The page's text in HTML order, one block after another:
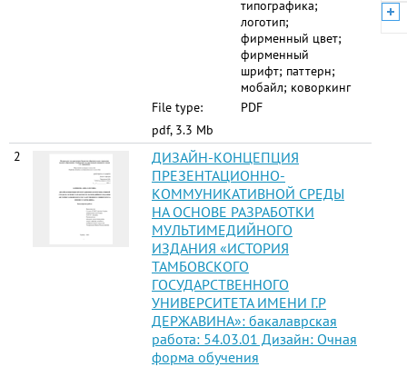
типографика;
логотип;
фирменный цвет;
фирменный
шрифт; паттерн;
мобайл; коворкинг
File type:
PDF
pdf, 3.3 Mb
2
ДИЗАЙН-КОНЦЕПЦИЯ
ПРЕЗЕНТАЦИОННО-
КОММУНИКАТИВНОЙ СРЕДЫ
НА ОСНОВЕ РАЗРАБОТКИ
МУЛЬТИМЕДИЙНОГО
ИЗДАНИЯ «ИСТОРИЯ
ТАМБОВСКОГО
ГОСУДАРСТВЕННОГО
УНИВЕРСИТЕТА ИМЕНИ Г.Р
ДЕРЖАВИНА»: бакалаврская
работа: 54.03.01 Дизайн: Очная
форма обучения